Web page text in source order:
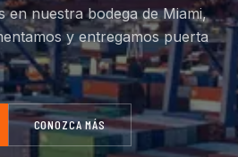
en nuestra bodega de Miami,
y entregamos puerta
CONOZCA MÁS